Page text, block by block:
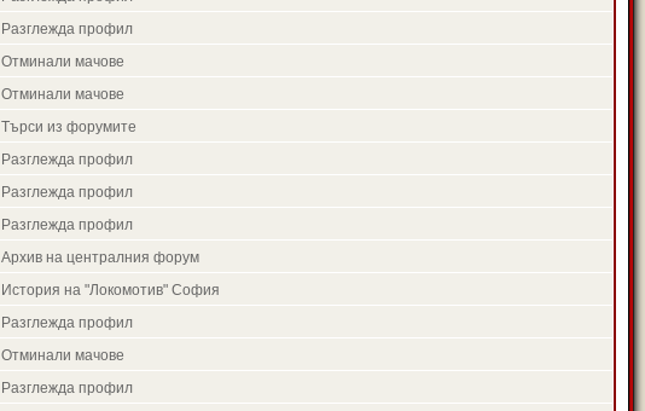
Разглежда профил
Отминали мачове
Отминали мачове
Търси из форумите
Разглежда профил
Разглежда профил
Разглежда профил
Архив на централния форум
История на "Локомотив" София
Разглежда профил
Отминали мачове
Разглежда профил